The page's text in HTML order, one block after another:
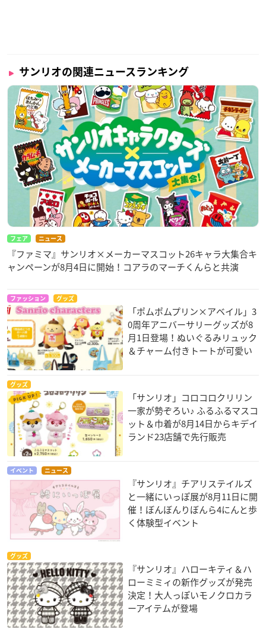
サンリオの関連ニュースランキング
フェア ニュース
『ファミマ』サンリオ×メーカーマスコット26キャラ大集合キ
ャンペーンが8月4日に開始！コアラのマーチくんらと共演
ファッション グッズ
「ポムポムプリン×アベイル」3
0周年アニバーサリーグッズが8
月1日登場！ぬいぐるみリュック
＆チャーム付きトートが可愛い
グッズ
「サンリオ」コロコロクリリン
一家が勢ぞろい♪ ふるふるマスコ
ット＆巾着が8月14日からキデイ
ランド23店舗で先行販売
イベント ニュース
『サンリオ』チアリステイルズ
と一緒にいっぽ展が8月11日に開
催！ぼんぼんりぼんら4にんと歩
く体験型イベント
グッズ
『サンリオ』ハローキティ＆ハ
ローミミィの新作グッズが発売
決定！大人っぽいモノクロカラ
ーアイテムが登場